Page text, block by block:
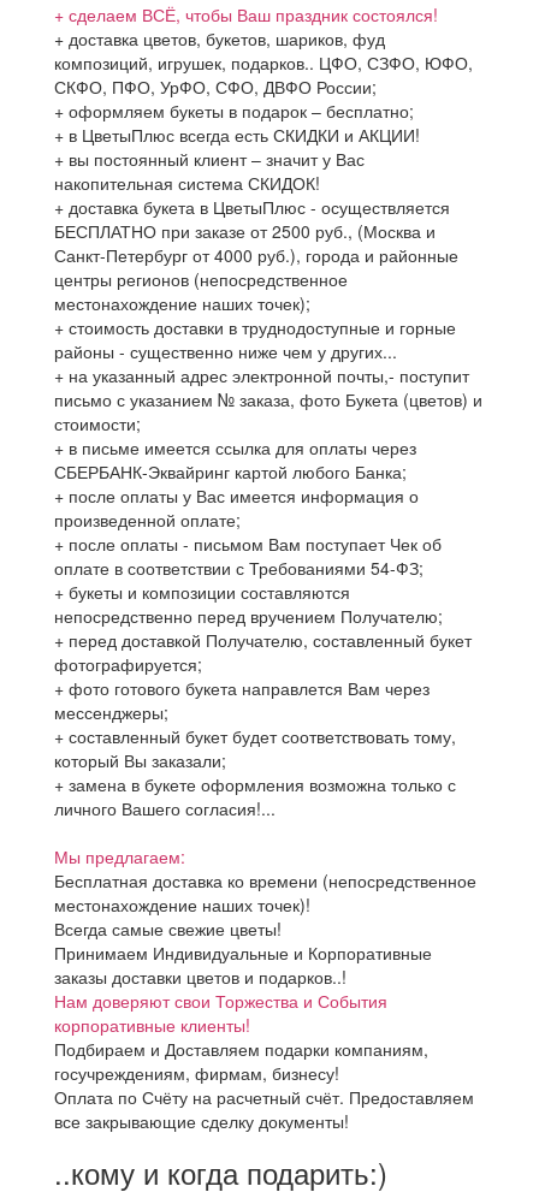
+ сделаем ВСЁ, чтобы Ваш праздник состоялся!
+ доставка цветов, букетов, шариков, фуд
композиций, игрушек, подарков.. ЦФО, СЗФО, ЮФО,
СКФО, ПФО, УрФО, СФО, ДВФО России;
+ оформляем букеты в подарок – бесплатно;
+ в ЦветыПлюс всегда есть СКИДКИ и АКЦИИ!
+ вы постоянный клиент – значит у Вас
накопительная система СКИДОК!
+ доставка букета в ЦветыПлюс - осуществляется
БЕСПЛАТНО при заказе от 2500 руб., (Москва и
Санкт-Петербург от 4000 руб.), города и районные
центры регионов (непосредственное
местонахождение наших точек);
+ стоимость доставки в труднодоступные и горные
районы - существенно ниже чем у других...
+ на указанный адрес электронной почты,- поступит
письмо с указанием № заказа, фото Букета (цветов) и
стоимости;
+ в письме имеется ссылка для оплаты через
СБЕРБАНК-Эквайринг картой любого Банка;
+ после оплаты у Вас имеется информация о
произведенной оплате;
+ после оплаты - письмом Вам поступает Чек об
оплате в соответствии с Требованиями 54-ФЗ;
+ букеты и композиции составляются
непосредственно перед вручением Получателю;
+ перед доставкой Получателю, составленный букет
фотографируется;
+ фото готового букета направлется Вам через
мессенджеры;
+ составленный букет будет соответствовать тому,
который Вы заказали;
+ замена в букете оформления возможна только с
личного Вашего согласия!...
Мы предлагаем:
Бесплатная доставка ко времени (непосредственное
местонахождение наших точек)!
Всегда самые свежие цветы!
Принимаем Индивидуальные и Корпоративные
заказы доставки цветов и подарков..!
Нам доверяют свои Торжества и События
корпоративные клиенты!
Подбираем и Доставляем подарки компаниям,
госучреждениям, фирмам, бизнесу!
Оплата по Счёту на расчетный счёт. Предоставляем
все закрывающие сделку документы!
..кому и когда подарить:)